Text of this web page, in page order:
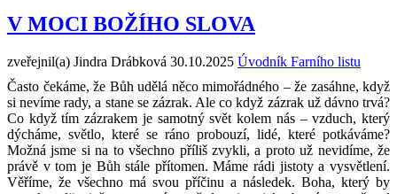
V MOCI BOŽÍHO SLOVA
zveřejnil(a) Jindra Drábková 30.10.2025 Úvodník Farního listu
Často čekáme, že Bůh udělá něco mimořádného – že zasáhne, když
si nevíme rady, a stane se zázrak. Ale co když zázrak už dávno trvá?
Co když tím zázrakem je samotný svět kolem nás – vzduch, který
dýcháme, světlo, které se ráno probouzí, lidé, které potkáváme?
Možná jsme si na to všechno příliš zvykli, a proto už nevidíme, že
právě v tom je Bůh stále přítomen. Máme rádi jistoty a vysvětlení.
Věříme, že všechno má svou příčinu a následek. Boha, který by